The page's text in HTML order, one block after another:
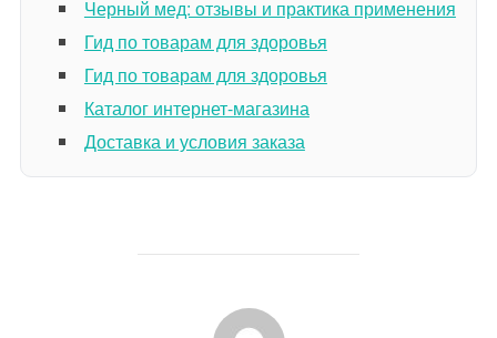
Черный мед: отзывы и практика применения
Гид по товарам для здоровья
Гид по товарам для здоровья
Каталог интернет-магазина
Доставка и условия заказа
АВТОР ЗАПИСИ